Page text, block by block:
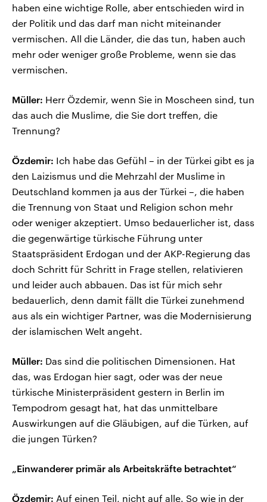
haben eine wichtige Rolle, aber entschieden wird in
der Politik und das darf man nicht miteinander
vermischen. All die Länder, die das tun, haben auch
mehr oder weniger große Probleme, wenn sie das
vermischen.
Müller: Herr Özdemir, wenn Sie in Moscheen sind, tun
das auch die Muslime, die Sie dort treffen, die
Trennung?
Özdemir: Ich habe das Gefühl – in der Türkei gibt es ja
den Laizismus und die Mehrzahl der Muslime in
Deutschland kommen ja aus der Türkei –, die haben
die Trennung von Staat und Religion schon mehr
oder weniger akzeptiert. Umso bedauerlicher ist, dass
die gegenwärtige türkische Führung unter
Staatspräsident Erdogan und der AKP-Regierung das
doch Schritt für Schritt in Frage stellen, relativieren
und leider auch abbauen. Das ist für mich sehr
bedauerlich, denn damit fällt die Türkei zunehmend
aus als ein wichtiger Partner, was die Modernisierung
der islamischen Welt angeht.
Müller: Das sind die politischen Dimensionen. Hat
das, was Erdogan hier sagt, oder was der neue
türkische Ministerpräsident gestern in Berlin im
Tempodrom gesagt hat, hat das unmittelbare
Auswirkungen auf die Gläubigen, auf die Türken, auf
die jungen Türken?
„Einwanderer primär als Arbeitskräfte betrachtet“
Özdemir: Auf einen Teil, nicht auf alle. So wie in der